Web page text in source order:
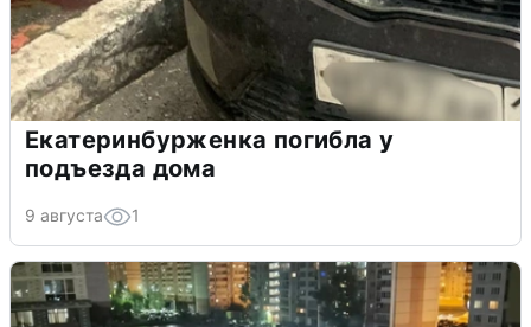
Екатеринбурженка погибла у
подъезда дома
9 августа 1